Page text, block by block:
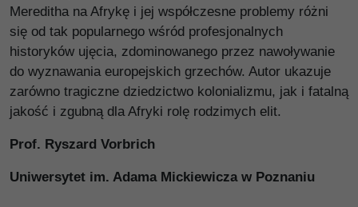
Mereditha na Afrykę i jej współczesne problemy różni
się od tak popularnego wśród profesjonalnych
historyków ujęcia, zdominowanego przez nawoływanie
do wyznawania europejskich grzechów. Autor ukazuje
zarówno tragiczne dziedzictwo kolonializmu, jak i fatalną
jakość i zgubną dla Afryki rolę rodzimych elit.
Prof. Ryszard Vorbrich
Uniwersytet im. Adama Mickiewicza w Poznaniu